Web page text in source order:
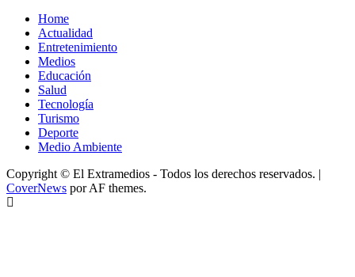
Home
Actualidad
Entretenimiento
Medios
Educación
Salud
Tecnología
Turismo
Deporte
Medio Ambiente
Copyright © El Extramedios - Todos los derechos reservados. |
CoverNews por AF themes.